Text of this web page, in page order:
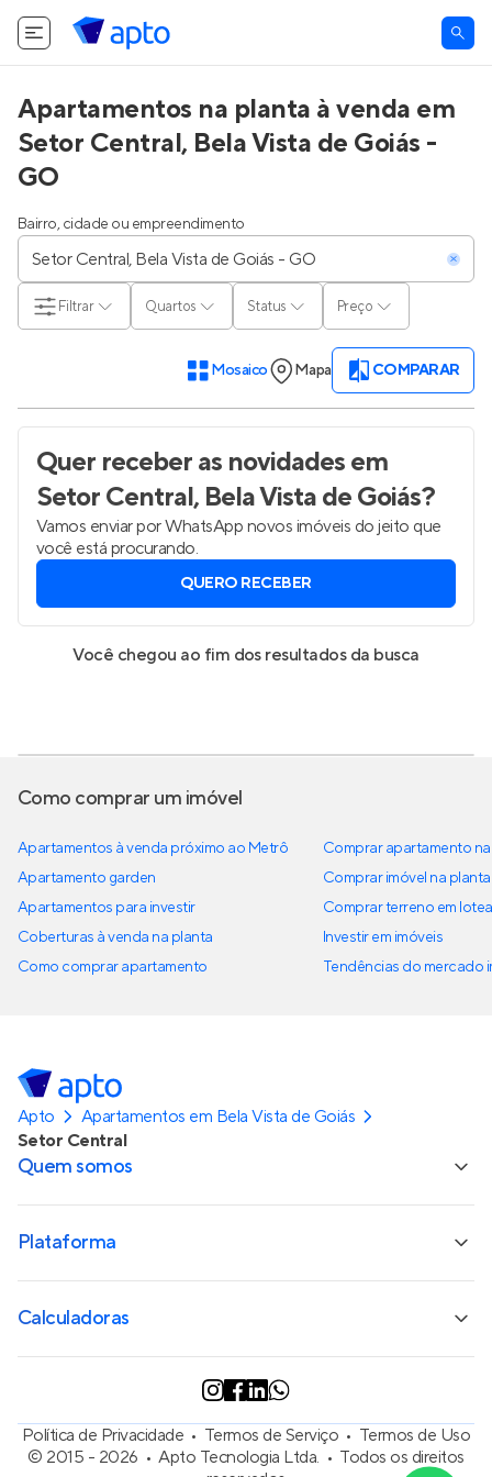
Apartamentos na planta à venda em
Setor Central, Bela Vista de Goiás -
GO
Bairro, cidade ou empreendimento
Quartos Status Preço
Filtrar
Mosaico Mapa COMPARAR
Quer receber as novidadesem
Setor Central, Bela Vista de Goiás?
Vamos enviar por WhatsApp novos imóveis do jeito que
você está procurando.
QUERO RECEBER
Você chegou ao fim dos resultados da busca
Como comprar um imóvel
Apartamentos à venda próximo ao Metrô
Apartamento garden
Apartamentos para investir
Coberturas à venda na planta
Como comprar apartamento
Comprar apartamento
Comprar imóvel na planta
Comprar terreno em
Investir em imóveis
Tendências do mercado
Apto
Apartamentos em Bela Vista de Goiás
Setor Central
Quem somos
Plataforma
Calculadoras
Política de Privacidade Termos de Serviço
Termos de Uso
© 2015 - 2026
Apto Tecnologia Ltda.
Todos os direitos